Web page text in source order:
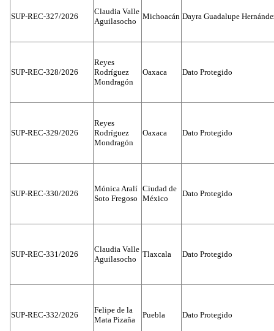
SUP-REC-327/2026
Claudia Valle
Aguilasocho
Michoacán Dayra Guadalupe
SUP-REC-328/2026
Reyes
Rodríguez
Mondragón
Oaxaca Dato Protegido
SUP-REC-329/2026
Reyes
Rodríguez
Mondragón
Oaxaca Dato Protegido
SUP-REC-330/2026
Mónica Aralí
Soto Fregoso
Ciudad de
México
Dato Protegido
SUP-REC-331/2026
Claudia Valle
Aguilasocho
Tlaxcala Dato Protegido
SUP-REC-332/2026
Felipe de la
Mata Pizaña
Puebla Dato Protegido